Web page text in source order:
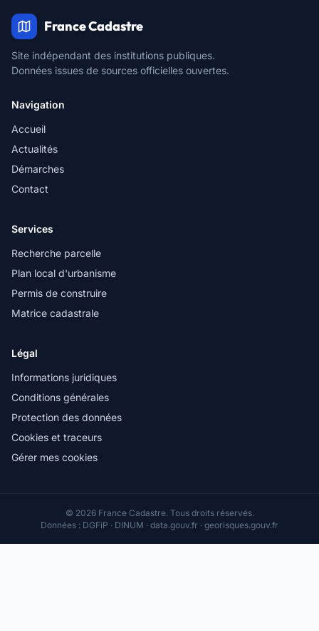
France Cadastre
Site indépendant des institutions publiques.
Données issues de sources officielles ouvertes.
Navigation
Accueil
Actualités
Démarches
Contact
Services
Recherche parcelle
Plan local d'urbanisme
Permis de construire
Matrice cadastrale
Légal
Informations juridiques
Conditions générales
Protection des données
Cookies et traceurs
Gérer mes cookies
© 2026 France Cadastre. Tous droits réservés.
Données : DGFiP · DINUM · data.gouv.fr · georisques.gouv.fr